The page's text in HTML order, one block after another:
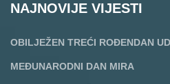
NAJNOVIJE VIJESTI
OBILJEŽEN TREĆI ROĐENDAN
MEĐUNARODNI DAN MIRA